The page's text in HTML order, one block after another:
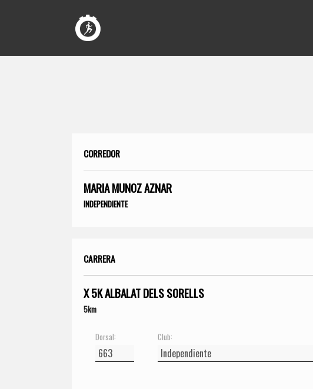
CORREDOR
MARIA MUNOZ AZNAR
INDEPENDIENTE
CARRERA
X 5K ALBALAT DELS SORELLS
5km
Dorsal: Club: